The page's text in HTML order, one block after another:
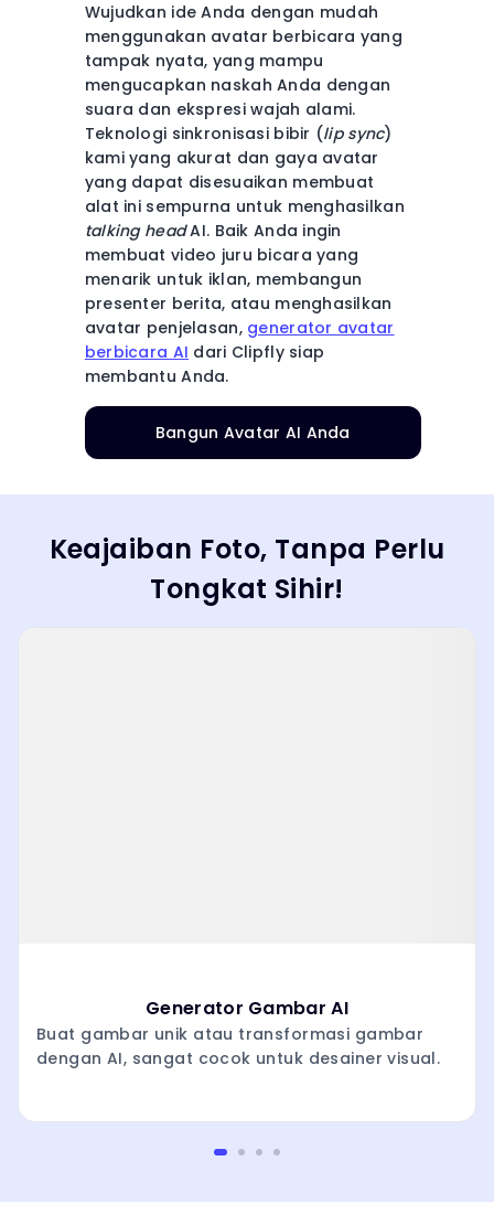
Wujudkan ide Anda dengan mudah
menggunakan avatar berbicara yang
tampak nyata, yang mampu
mengucapkan naskah Anda dengan
suara dan ekspresi wajah alami.
Teknologi sinkronisasi bibir (lip sync)
kami yang akurat dan gaya avatar
yang dapat disesuaikan membuat
alat ini sempurna untuk menghasilkan
talking headAI. Baik Anda ingin
membuat video juru bicara yang
menarik untuk iklan, membangun
presenter berita, atau menghasilkan
avatar penjelasan, generator avatar
berbicara AI dari Clipfly siap
membantu Anda.
Bangun Avatar AI Anda
Keajaiban Foto, Tanpa Perlu
Tongkat Sihir!
Generator Gambar AI
Buat gambar unik atau transformasi gambar
dengan AI, sangat cocok untuk desainer visual.